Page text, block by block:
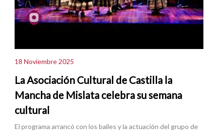
18 Noviembre 2025
La Asociación Cultural de Castilla la
Mancha de Mislata celebra su semana
cultural
El programa arrancó con los bailes y la actuación del grupo de